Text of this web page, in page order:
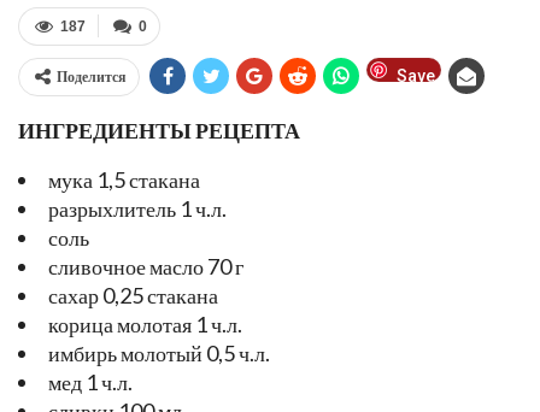
0
187
Поделится Save
ИНГРЕДИЕНТЫ РЕЦЕПТА
мука 1,5 стакана
разрыхлитель 1 ч.л.
соль
сливочное масло 70 г
сахар 0,25 стакана
корица молотая 1 ч.л.
имбирь молотый 0,5 ч.л.
мед 1 ч.л.